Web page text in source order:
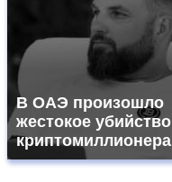
В ОАЭ произошло
жестокое убийство
криптомиллионера